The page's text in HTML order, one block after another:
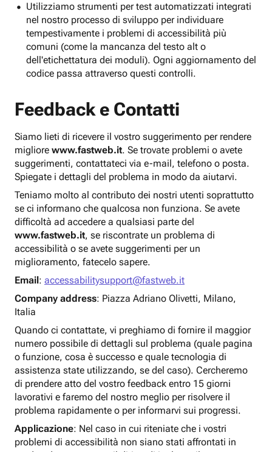
Utilizziamo strumenti per test automatizzati integrati
nel nostro processo di sviluppo per individuare
tempestivamente i problemi di accessibilità più
comuni (come la mancanza del testo alt o
dell'etichettatura dei moduli). Ogni aggiornamento del
codice passa attraverso questi controlli.
Feedback e Contatti
Siamo lieti di ricevere il vostro suggerimento per rendere
migliore www.fastweb.it. Se trovate problemi o avete
suggerimenti, contattateci via e-mail, telefono o posta.
Spiegate i dettagli del problema in modo da aiutarvi.
Teniamo molto al contributo dei nostri utenti soprattutto
se ci informano che qualcosa non funziona. Se avete
difficoltà ad accedere a qualsiasi parte del
www.fastweb.it, se riscontrate un problema di
accessibilità o se avete suggerimenti per un
miglioramento, fatecelo sapere.
Email: accessabilitysupport@fastweb.it
Company address: Piazza Adriano Olivetti, Milano,
Italia
Quando ci contattate, vi preghiamo di fornire il maggior
numero possibile di dettagli sul problema (quale pagina
o funzione, cosa è successo e quale tecnologia di
assistenza state utilizzando, se del caso). Cercheremo
di prendere atto del vostro feedback entro 15 giorni
lavorativi e faremo del nostro meglio per risolvere il
problema rapidamente o per informarvi sui progressi.
Applicazione: Nel caso in cui riteniate che i vostri
problemi di accessibilità non siano stati affrontati in